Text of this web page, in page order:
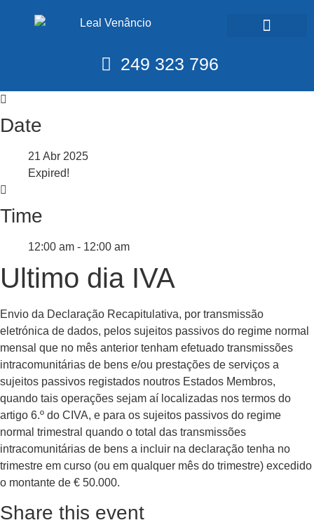
249 323 796
Date
21 Abr 2025
Expired!
Time
12:00 am - 12:00 am
Ultimo dia IVA
Envio da Declaração Recapitulativa, por transmissão
eletrónica de dados, pelos sujeitos passivos do regime normal
mensal que no mês anterior tenham efetuado transmissões
intracomunitárias de bens e/ou prestações de serviços a
sujeitos passivos registados noutros Estados Membros,
quando tais operações sejam aí localizadas nos termos do
artigo 6.º do CIVA, e para os sujeitos passivos do regime
normal trimestral quando o total das transmissões
intracomunitárias de bens a incluir na declaração tenha no
trimestre em curso (ou em qualquer mês do trimestre) excedido
o montante de € 50.000.
Share this event